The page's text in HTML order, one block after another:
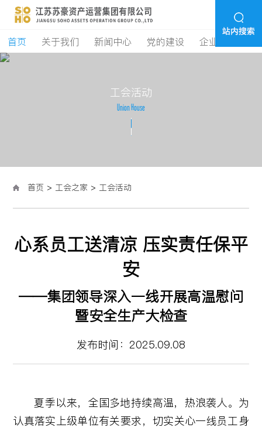
首页 关于我们 新闻中心 党的建设 企业经营
工会活动
UnionHouse
首页 > 工会之家 > 工会活动
心系员工送清凉 压实责任保平
安
——集团领导深入一线开展高温慰问
暨安全生产大检查
发布时间：2025.09.08
夏季以来，全国多地持续高温，热浪袭人。为
认真落实上级单位有关要求，切实关心一线员工身